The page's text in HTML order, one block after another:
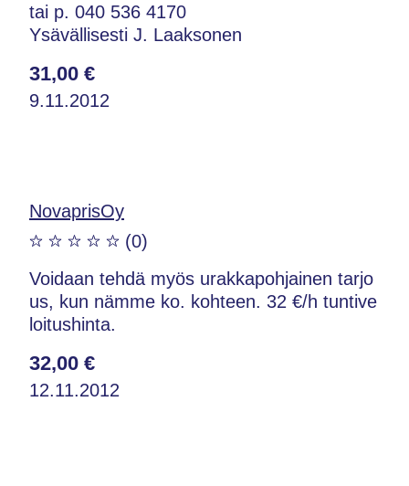
tai p. 040 536 4170
Ysävällisesti J. Laaksonen
31,00 €
9.11.2012
NovaprisOy
(0)
Voidaan tehdä myös urakkapohjainen tarjo
us, kun nämme ko. kohteen. 32 €/h tuntive
loitushinta.
32,00 €
12.11.2012